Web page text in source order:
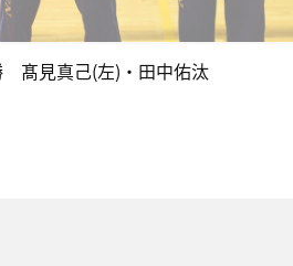
髙見真己(左)・田中佑汰